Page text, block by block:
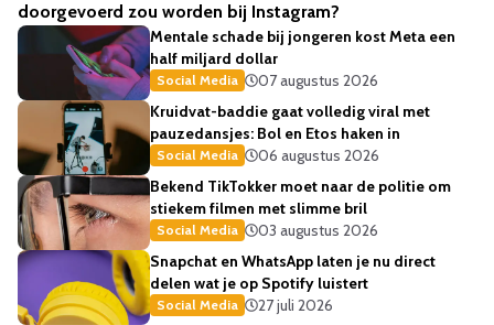
doorgevoerd zou worden bij Instagram?
Mentale schade bij jongeren kost Meta een
half miljard dollar
Social Media
07 augustus 2026
Kruidvat-baddie gaat volledig viral met
pauzedansjes: Bol en Etos haken in
Social Media
06 augustus 2026
Bekend TikTokker moet naar de politie om
stiekem filmen met slimme bril
Social Media
03 augustus 2026
Snapchat en WhatsApp laten je nu direct
delen wat je op Spotify luistert
Social Media 27 juli 2026